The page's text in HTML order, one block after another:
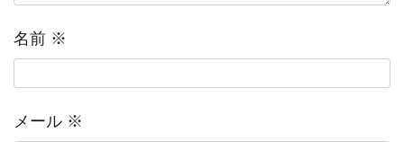
名前 ※
メール ※